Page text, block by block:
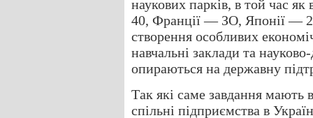
наукових парків, в той час
40, Франції — ЗО, Японії —
створення особливих
навчальні заклади та
опираються на державну
Так які саме завдання мають
спільні підприємства в